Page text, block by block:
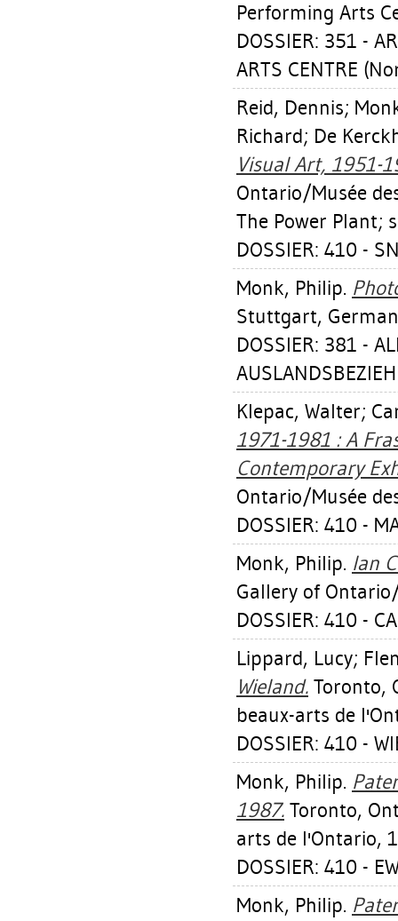
Performing Arts
DOSSIER: 351 -
ARTS CENTRE
Reid, Dennis;
Richard; De
Visual Art, 1951-
Ontario/Musée
The Power Plant;
DOSSIER: 410 -
Monk, Philip.
Stuttgart,
DOSSIER: 381 -
Klepac, Walter;
1971-1981 : A
Contemporary
Ontario/Musée
DOSSIER: 410 -
Monk, Philip. Ian
Gallery of
DOSSIER: 410 -
Lippard, Lucy;
Wieland. Toronto,
beaux-arts de
DOSSIER: 410 -
Monk, Philip.
1987. Toronto,
arts de l'Ontario,
DOSSIER: 410 -
Monk, Philip.